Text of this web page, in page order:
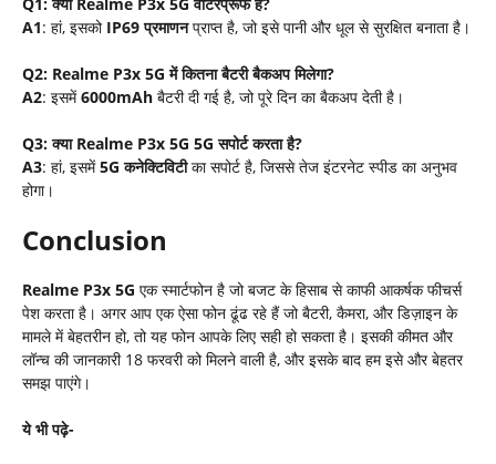
A1: हां, इसको IP69प्रमाणनप्राप्त है, जो इसे पानी और धूल से सुरक्षित बनाता है।
Q2: Realme P3x 5Gमें कितना बैटरी बैकअप मिलेगा?
A2: इसमें6000mAh बैटरी दी गई है, जो पूरे दिन का बैकअप देती है।
Q3:क्या Realme P3x 5G 5Gसपोर्ट करता है?
A3: हां, इसमें5Gकनेक्टिविटीका सपोर्ट है, जिससे तेज इंटरनेट स्पीड का अनुभव
होगा।
Conclusion
Realme P3x 5G एक स्मार्टफोन है जो बजट के हिसाब से काफी आकर्षक फीचर्स
पेश करता है। अगर आप एक ऐसा फोन ढूंढ रहे हैं जो बैटरी, कैमरा, और डिज़ाइन के
मामले में बेहतरीन हो, तो यह फोन आपके लिए सही हो सकता है। इसकी कीमत और
लॉन्च की जानकारी 18 फरवरी को मिलने वाली है, और इसके बाद हम इसे और बेहतर
समझ पाएंगे।
ये भी पढ़े-